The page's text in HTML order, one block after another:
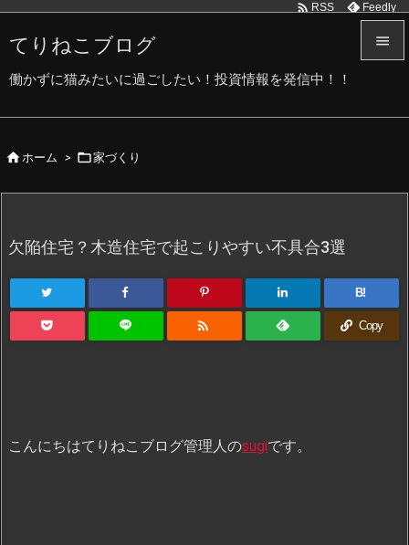
てりねこブログ
働かずに猫みたいに過ごしたい！投資情報を発信中！！

前へ
 RSS Feedly
ホーム > 家づくり
欠陥住宅？木造住宅で起こりやすい不具合3選
B!
 Copy
こんにちはてりねこブログ管理人のsugiです。